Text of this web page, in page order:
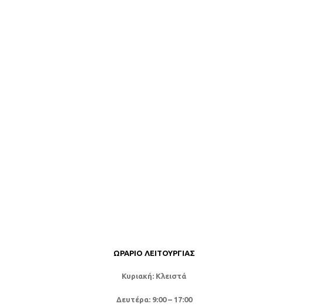
ΩΡΆΡΙΟ ΛΕΙΤΟΥΡΓΊΑΣ
Κυριακή: Κλειστά
Δευτέρα: 9:00 – 17:00